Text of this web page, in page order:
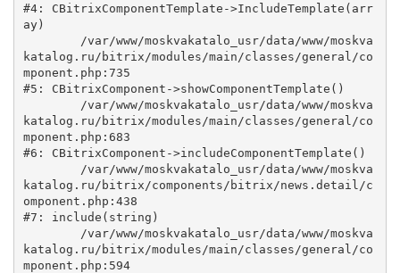
#4: CBitrixComponentTemplate->IncludeTemplate(arr
ay)
katalog.ru/bitrix/modules/main/classes/general/co
mponent.php:735
#5: CBitrixComponent->showComponentTemplate()
katalog.ru/bitrix/modules/main/classes/general/co
mponent.php:683
#6: CBitrixComponent->includeComponentTemplate()
katalog.ru/bitrix/components/bitrix/news.detail/c
omponent.php:438
#7: include(string)
katalog.ru/bitrix/modules/main/classes/general/co
mponent.php:594